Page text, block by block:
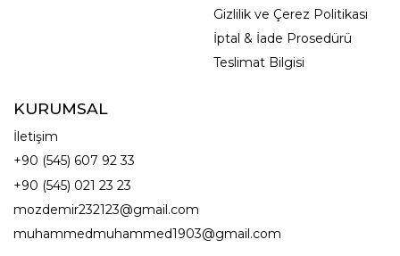
Gizlilik ve Çerez Politikası
İptal & İade Prosedürü
Teslimat Bilgisi
KURUMSAL
İletişim
+90 (545) 607 92 33
+90 (545) 021 23 23
mozdemir232123@gmail.com
muhammedmuhammed1903@gmail.com